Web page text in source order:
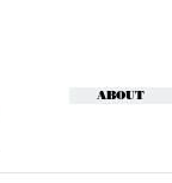
ABOUT